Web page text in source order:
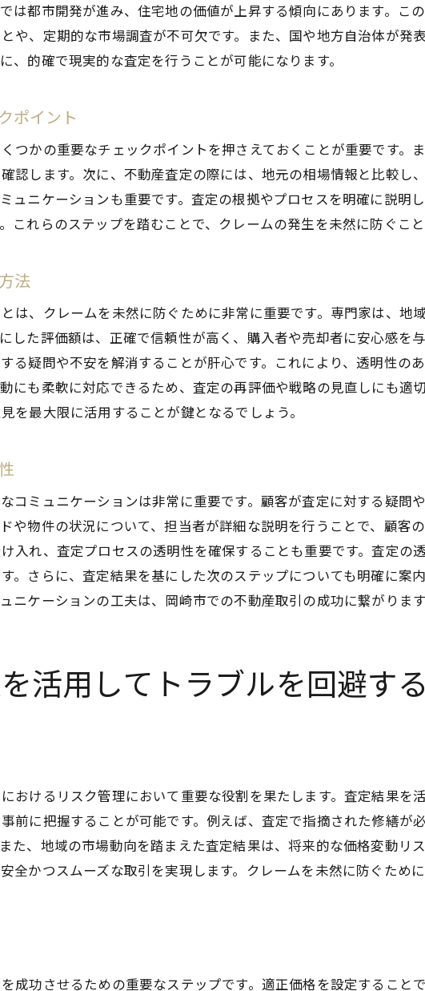
事前準備が鍵！査定前に知っておくべき情報
トラブルを防ぐための査定プロセス最適化
クレーム事例をもとにした査定改善のポイント
査定後のフォローアップで信頼関係を構築
効果的な不動産査定で岡崎市のトラブルを未然に防ぐ
問題発生を防ぐための査定前調査の重要性
クレームを避けるための査定後の対応策
デジタルツールを活用した査定精度向上
査定に関する顧客フィードバックの活用法
岡崎市の不動産市場で成功するための査定戦略
市場動向を踏まえた査定のアップデート方法
査定の結果を踏まえた効果的な販売戦略
市場ニーズに応じた査定プロセスのカスタマイズ
査定を通じたブランドイメージの向上策
不動産査定で岡崎市のクレームを回避する具体策
事例から学ぶ！査定でのクレーム回避ポイント
トラブルを未然に防ぐための査定マニュアル化
査定結果を元にしたリスク回避の実践法
は都市開発が進み、住宅地の価値が上昇する傾向にあります。こ
や、定期的な市場調査が不可欠です。また、国や地方自治体が発
的確で現実的な査定を行うことが可能になります。
ポイント
つかの重要なチェックポイントを押さえておくことが重要です。
認します。次に、不動産査定の際には、地元の相場情報と比較し
ュニケーションも重要です。査定の根拠やプロセスを明確に説明
これらのステップを踏むことで、クレームの発生を未然に防ぐこと
法
は、クレームを未然に防ぐために非常に重要です。専門家は、地
した評価額は、正確で信頼性が高く、購入者や売却者に安心感を
る疑問や不安を解消することが肝心です。これにより、透明性の
にも柔軟に対応できるため、査定の再評価や戦略の見直しにも適
を最大限に活用することが鍵となるでしょう。
コミュニケーションは非常に重要です。顧客が査定に対する疑問
や物件の状況について、担当者が詳細な説明を行うことで、顧客
入れ、査定プロセスの透明性を確保することも重要です。査定の
。さらに、査定結果を基にした次のステップについても明確に案
ニケーションの工夫は、岡崎市での不動産取引の成功に繋がります
活用してトラブルを回避す
おけるリスク管理において重要な役割を果たします。査定結果を
前に把握することが可能です。例えば、査定で指摘された修繕が
た、地域の市場動向を踏まえた査定結果は、将来的な価格変動リ
全かつスムーズな取引を実現します。クレームを未然に防ぐため
成功させるための重要なステップです。適正価格を設定すること